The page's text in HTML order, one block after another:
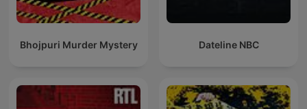
Bhojpuri Murder Mystery Dateline NBC